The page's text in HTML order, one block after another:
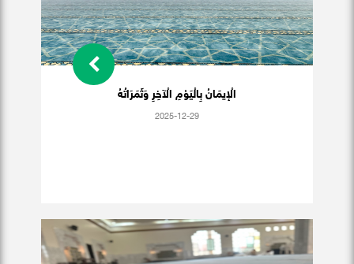
الْإيمَانُ بِالْيَوْمِ الْآخِرِ وَثَمَرَاتُهُ
2025-12-29